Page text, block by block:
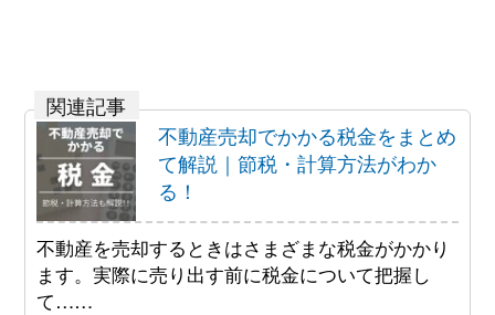
不動産売却でかかる税金をまとめ
て解説｜節税・計算方法がわか
る！
不動産を売却するときはさまざまな税金がかかり
ます。実際に売り出す前に税金について把握し
て……